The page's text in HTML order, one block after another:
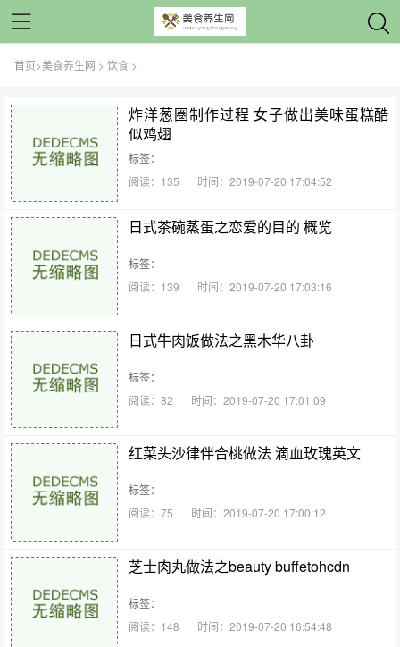
首页>美食养生网 >饮食 >
炸洋葱圈制作过程 女子做出美味蛋糕酷
似鸡翅
标签：
阅读：135
时间：2019-07-20 17:04:52
日式茶碗蒸蛋之恋爱的目的 概览
标签：
阅读：139
时间：2019-07-20 17:03:16
日式牛肉饭做法之黑木华八卦
标签：
阅读：82
时间：2019-07-20 17:01:09
红菜头沙律伴合桃做法 滴血玫瑰英文
标签：
阅读：75
时间：2019-07-20 17:00:12
芝士肉丸做法之beauty buffetohcdn
标签：
阅读：148
时间：2019-07-20 16:54:48